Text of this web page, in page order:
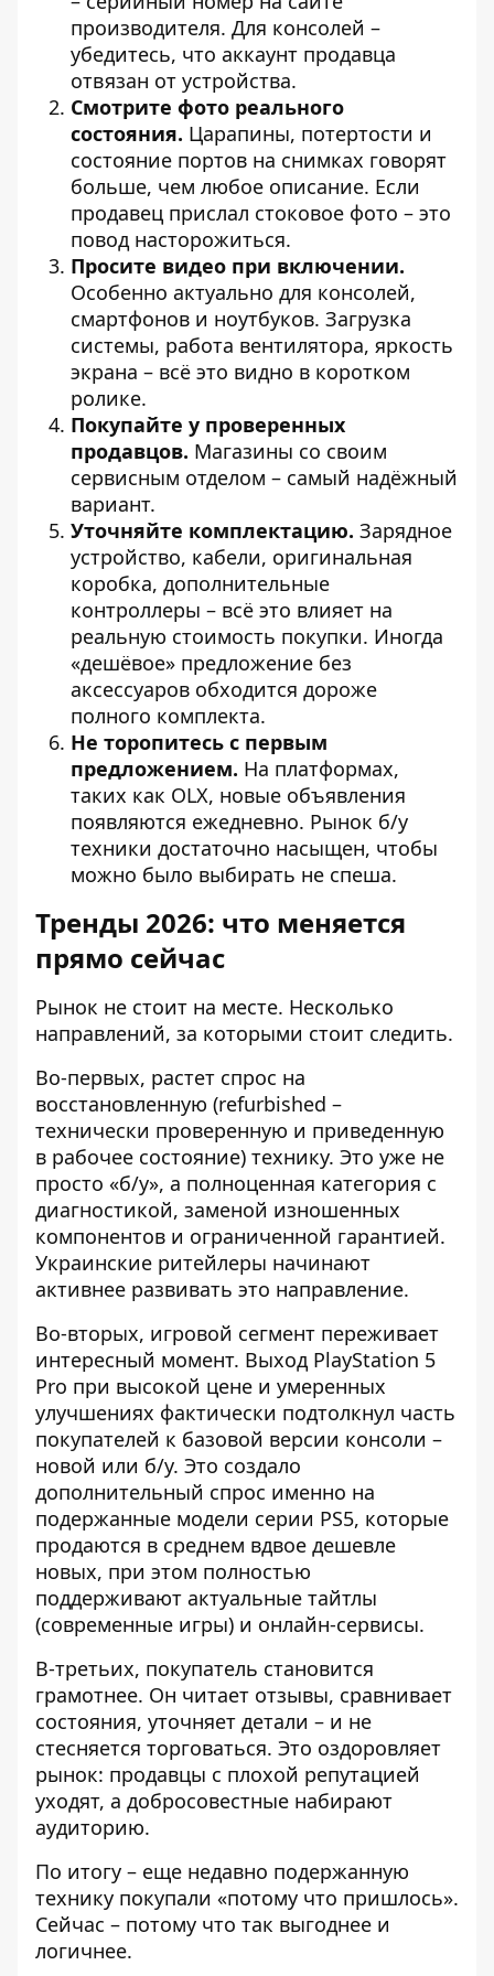
производителя. Для консолей –
убедитесь, что аккаунт продавца
отвязан от устройства.
Смотрите фото реального
состояния. Царапины, потертости и
состояние портов на снимках говорят
больше, чем любое описание. Если
продавец прислал стоковое фото – это
повод насторожиться.
Просите видео при включении.
Особенно актуально для консолей,
смартфонов и ноутбуков. Загрузка
системы, работа вентилятора, яркость
экрана – всё это видно в коротком
ролике.
Покупайте у проверенных
продавцов. Магазины со своим
сервисным отделом – самый надёжный
вариант.
Уточняйте комплектацию. Зарядное
устройство, кабели, оригинальная
коробка, дополнительные
контроллеры – всё это влияет на
реальную стоимость покупки. Иногда
«дешёвое» предложение без
аксессуаров обходится дороже
полного комплекта.
Не торопитесь с первым
предложением. На платформах,
таких как OLX, новые объявления
появляются ежедневно. Рынок б/у
техники достаточно насыщен, чтобы
можно было выбирать не спеша.
Тренды 2026: что меняется
прямо сейчас
Рынок не стоит на месте. Несколько
направлений, за которыми стоит следить.
Во-первых, растет спрос на
восстановленную (refurbished –
технически проверенную и приведенную
в рабочее состояние) технику. Это уже не
просто «б/у», а полноценная категория с
диагностикой, заменой изношенных
компонентов и ограниченной гарантией.
Украинские ритейлеры начинают
активнее развивать это направление.
Во-вторых, игровой сегмент переживает
интересный момент. Выход PlayStation 5
Pro при высокой цене и умеренных
улучшениях фактически подтолкнул часть
покупателей к базовой версии консоли –
новой или б/у. Это создало
дополнительный спрос именно на
подержанные модели серии PS5, которые
продаются в среднем вдвое дешевле
новых, при этом полностью
поддерживают актуальные тайтлы
(современные игры) и онлайн-сервисы.
В-третьих, покупатель становится
грамотнее. Он читает отзывы, сравнивает
состояния, уточняет детали – и не
стесняется торговаться. Это оздоровляет
рынок: продавцы с плохой репутацией
уходят, а добросовестные набирают
аудиторию.
По итогу – еще недавно подержанную
технику покупали «потому что пришлось».
Сейчас – потому что так выгоднее и
логичнее.